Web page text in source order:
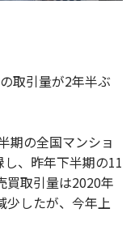
取引量が2年半ぶ
期の全国マンショ
、昨年下半期の11
買取引量は2020年
少したが、今年上